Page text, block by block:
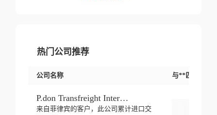
热门公司推荐
公司名称 与**匹配交易
P.don Transfreight International
来自菲律宾的客户，此公司累计进口交